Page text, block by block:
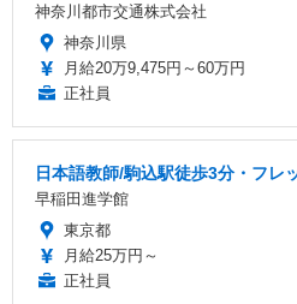
神奈川都市交通株式会社
神奈川県
月給20万9,475円～60万円
正社員
日本語教師/駒込駅徒歩3分・フレ
早稲田進学館
東京都
月給25万円～
正社員